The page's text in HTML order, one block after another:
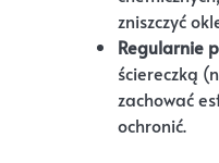
zniszczyć
Regularnie
ściereczką
zachować
ochronić.